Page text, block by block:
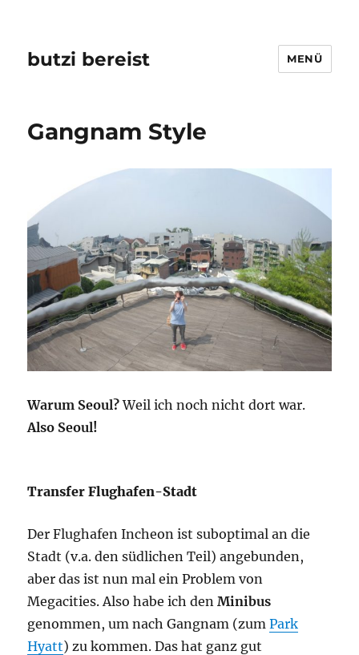
butzi bereist MENÜ
Gangnam Style
Warum Seoul?Weil ich noch nicht dort war.
Also Seoul!
Transfer Flughafen-Stadt
Der Flughafen Incheon ist suboptimal an die
Stadt (v.a. den südlichen Teil) angebunden,
aber das ist nun mal ein Problem von
Megacities. Also habe ich denMinibus
genommen, um nach Gangnam (zumPark
Hyatt) zu kommen. Das hat ganz gut